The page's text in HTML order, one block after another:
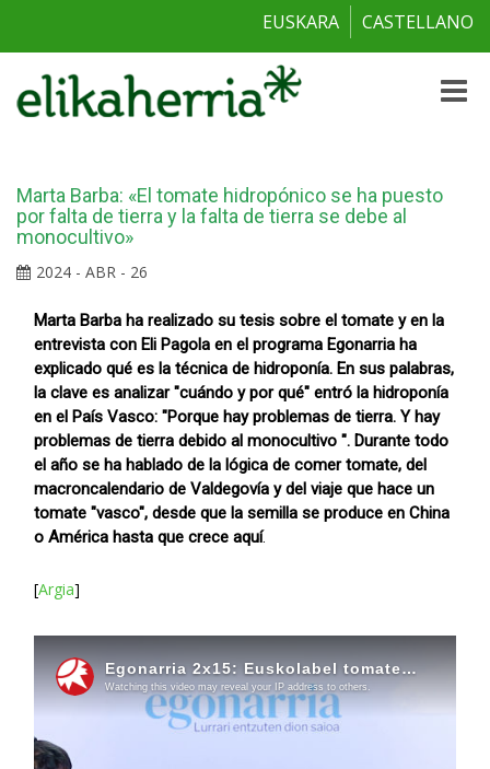
EUSKARA CASTELLANO
Toggle
Marta Barba: «El tomate hidropónico se ha puesto
por falta de tierra y la falta de tierra se debe al
monocultivo»
2024 - ABR - 26
Marta Barba ha realizado su tesis sobre el tomate y en la
entrevista con Eli Pagola en el programa Egonarria ha
explicado qué es la técnica de hidroponía. En sus palabras,
la clave es analizar "cuándo y por qué" entró la hidroponía
en el País Vasco: "Porque hay problemas de tierra. Y hay
problemas de tierra debido al monocultivo ". Durante todo
el año se ha hablado de la lógica de comer tomate, del
macroncalendario de Valdegovía y del viaje que hace un
tomate "vasco", desde que la semilla se produce en China
o América hasta que crece aquí.
[Argia]